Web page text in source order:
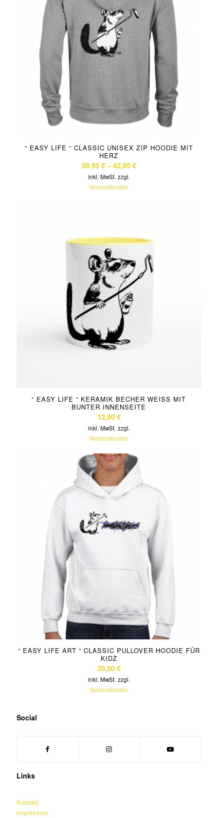
“ EASY LIFE “ CLASSIC UNISEX ZIP HOODIE MIT
HERZ
39,95€–42,95€
inkl. MwSt. zzgl.
Versandkosten
“ EASY LIFE “ KERAMIK BECHER WEISS MIT B
UNTER INNENSEITE
12,90€
inkl. MwSt. zzgl.
Versandkosten
“ EASY LIFE ART “ CLASSIC PULLOVER HOODIE FÜR
KIDZ
35,50€
inkl. MwSt. zzgl.
Versandkosten
Social
Links
Kontakt
Impressum